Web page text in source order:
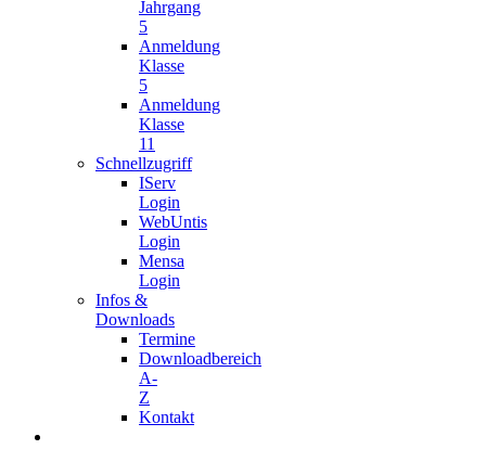
Jahrgang
5
Anmeldung
Klasse
5
Anmeldung
Klasse
11
Schnellzugriff
IServ
Login
WebUntis
Login
Mensa
Login
Infos &
Downloads
Termine
Downloadbereich
A-
Z
Kontakt